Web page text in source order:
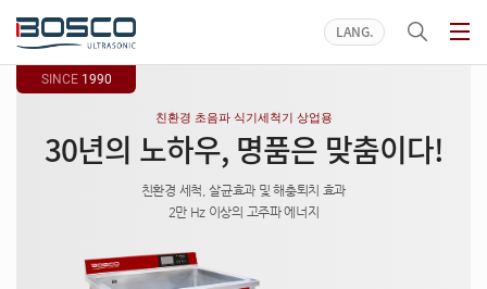
LANG
SINCE 1990
30년의 노하우,
친환경 초음파 식기세척기 상업용
30년의 노하우,명품은 맞춤이다!
친환경 세척, 살균효과 및 해충퇴치 효과
2만 Hz 이상의 고주파 에너지
30년의 노하우,